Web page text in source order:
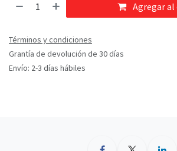
Agregar
Términos y condiciones
Grantía de devolución de 30 días
Envío: 2-3 días hábiles